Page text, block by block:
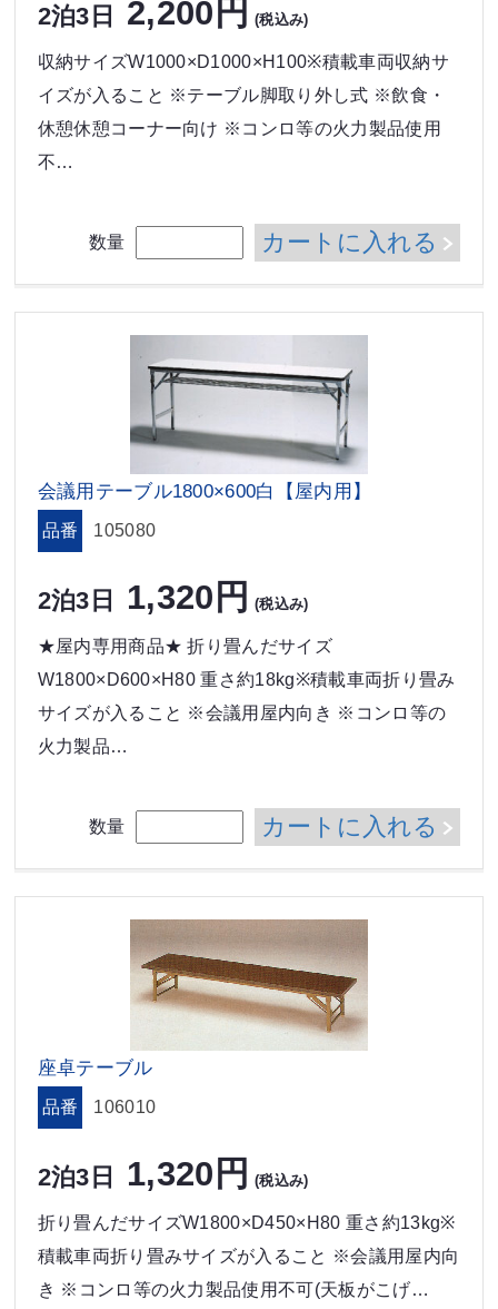
2泊3日 2,200円 (税込み)
収納サイズW1000×D1000×H100※積載車両収納サ
イズが入ること ※テーブル脚取り外し式 ※飲食・
休憩休憩コーナー向け ※コンロ等の火力製品使用
不…
数量 カートに入れる
会議用テーブル1800×600白【屋内用】
品番 105080
2泊3日 1,320円 (税込み)
★屋内専用商品★ 折り畳んだサイズ
W1800×D600×H80 重さ約18kg※積載車両折り畳み
サイズが入ること ※会議用屋内向き ※コンロ等の
火力製品…
数量 カートに入れる
座卓テーブル
品番 106010
2泊3日 1,320円 (税込み)
折り畳んだサイズW1800×D450×H80 重さ約13kg※
積載車両折り畳みサイズが入ること ※会議用屋内向
き ※コンロ等の火力製品使用不可(天板がこげ…